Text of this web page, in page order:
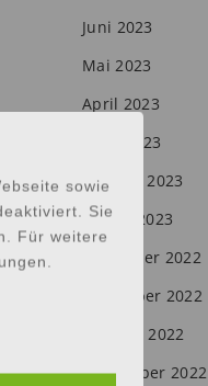
Juni 2023
Mai 2023
April 2023
März 2023
Februar 2023
Januar 2023
Dezember 2022
November 2022
Oktober 2022
September 2022
sowie
Sie
Für weitere